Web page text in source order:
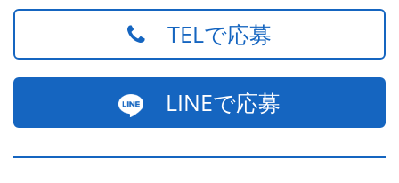
TELで応募
LINEで応募